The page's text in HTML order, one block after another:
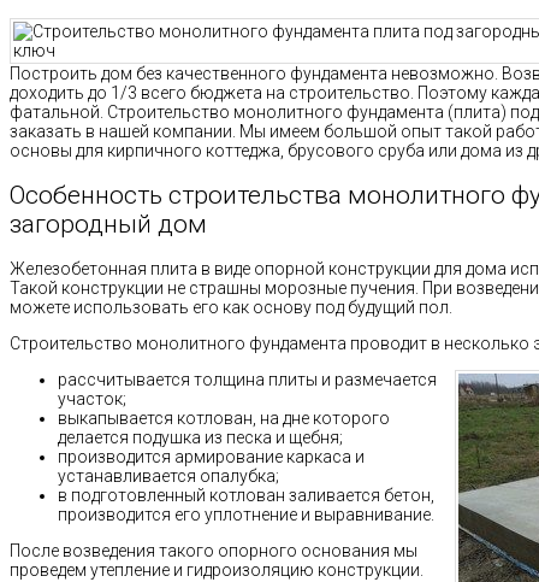
Построить дом без качественного фундамента невозможно.
доходить до 1/3 всего бюджета на строительство. Поэтому
фатальной. Строительство монолитного фундамента (плита)
заказать в нашей компании. Мы имеем большой опыт такой
основы для кирпичного коттеджа, брусового сруба или дома из
Особенность строительства монолитного
загородный дом
Железобетонная плита в виде опорной конструкции для дома
Такой конструкции не страшны морозные пучения. При
можете использовать его как основу под будущий пол.
Строительство монолитного фундамента проводит в несколько
рассчитывается толщина плиты и размечается
участок;
выкапывается котлован, на дне которого
делается подушка из песка и щебня;
производится армирование каркаса и
устанавливается опалубка;
в подготовленный котлован заливается бетон,
производится его уплотнение и выравнивание.
После возведения такого опорного основания мы
проведем утепление и гидроизоляцию конструкции.